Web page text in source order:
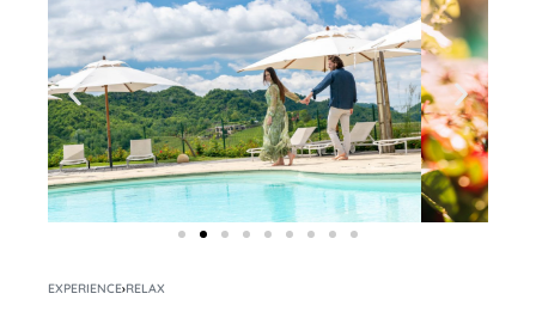
EXPERIENCE›RELAX